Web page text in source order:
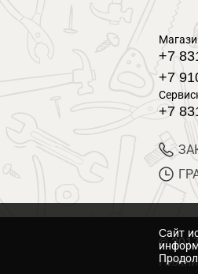
+7
+7
+7
©
Cайт